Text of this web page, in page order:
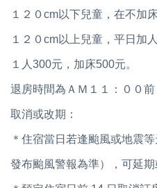
１２０cm以下兒童，在不加
１２０cm以上兒童，平日加
１人300元，加床500元。
退房時間為ＡＭ１１：００
取消或改期：
＊住宿當日若逢颱風或地震
發布颱風警報為準），可延期